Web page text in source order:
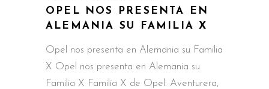
OPEL NOS PRESENTA EN
ALEMANIA SU FAMILIA X
Opel nos presenta en Alemania su Familia
X Opel nos presenta en Alemania su
Familia X Familia X de Opel: Aventurera,